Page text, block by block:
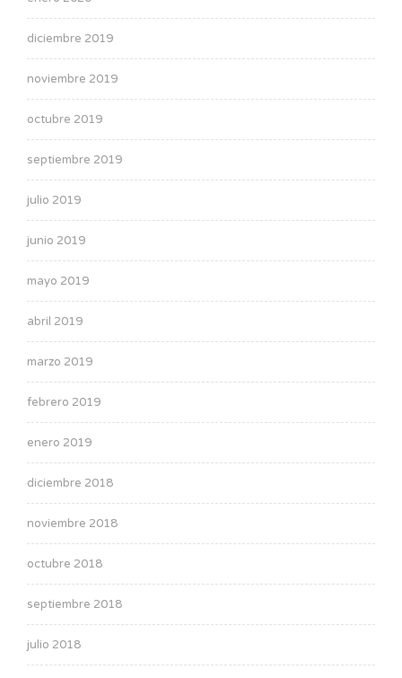
diciembre 2019
noviembre 2019
octubre 2019
septiembre 2019
julio 2019
junio 2019
mayo 2019
abril 2019
marzo 2019
febrero 2019
enero 2019
diciembre 2018
noviembre 2018
octubre 2018
septiembre 2018
julio 2018